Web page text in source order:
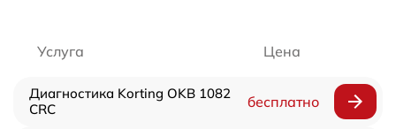
Услуга Цена
Диагностика Korting OKB 1082
CRC
бесплатно